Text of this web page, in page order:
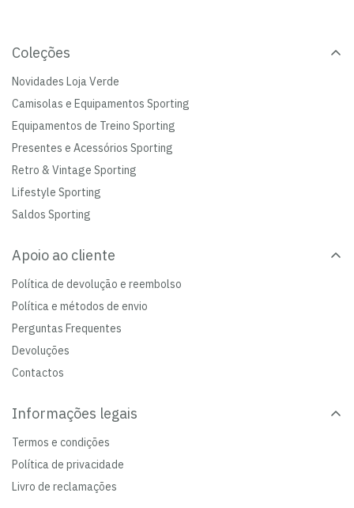
Coleções
Novidades Loja Verde
Camisolas e Equipamentos Sporting
Equipamentos de Treino Sporting
Presentes e Acessórios Sporting
Retro & Vintage Sporting
Lifestyle Sporting
Saldos Sporting
Apoio ao cliente
Política de devolução e reembolso
Política e métodos de envio
Perguntas Frequentes
Devoluções
Contactos
Informações legais
Termos e condições
Política de privacidade
Livro de reclamações